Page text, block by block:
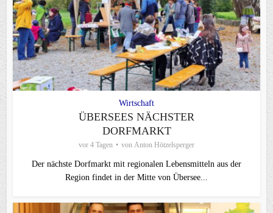
Wirtschaft
ÜBERSEES NÄCHSTER
DORFMARKT
vor 4 Tagen von Anton Hötzelsperger
Der nächste Dorfmarkt mit regionalen Lebensmitteln aus der
Region findet in der Mitte von Übersee...